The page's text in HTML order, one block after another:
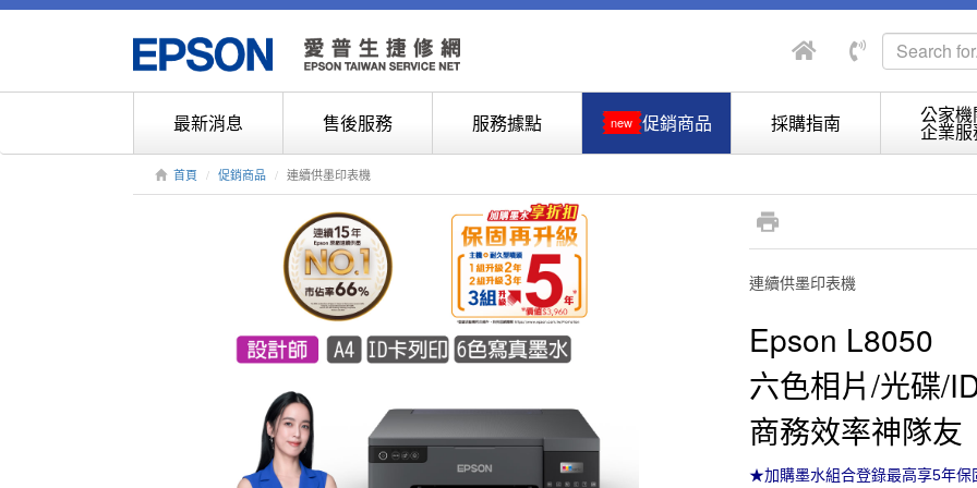
最新消息 售後服務 服務據點 new 促銷商品 採購指南 公家機
企業服
首頁 促銷商品 連續供墨印表機
連續供墨印表機
Epson L8050
六色相片/光碟/
商務效率神隊友
★加購墨水組合登錄最高享5年保